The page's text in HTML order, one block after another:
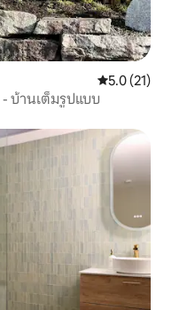
คะแนนเฉลี่ย
5.0 (21)
บ้านเต็มรูปแบบ